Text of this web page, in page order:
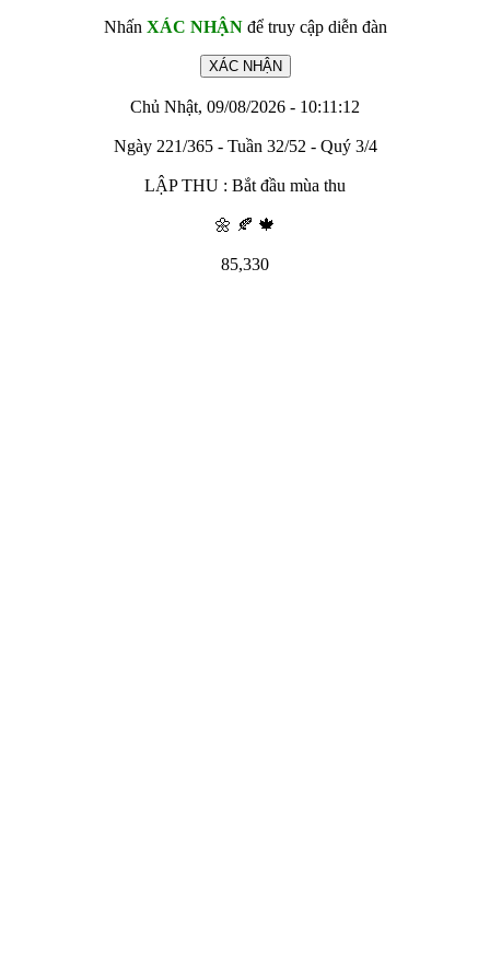
Nhấn XÁC NHẬNđể truy cập diễn đàn
Chủ Nhật, 09/08/2026 - 10:11:12
Ngày 221/365 - Tuần 32/52 - Quý 3/4
LẬP THU : Bắt đầu mùa thu
🌼 🍂 🍁
85,330